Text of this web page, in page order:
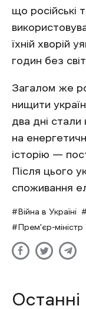
що російські
їхній хворій
годин без
Загалом же
нищити
два дні
на
історію —
Після цього
споживання
Війна в Україні
Прем'єр-